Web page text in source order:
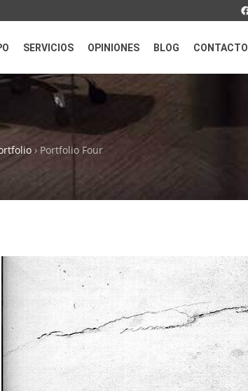
SERVICIOS OPINIONES BLOG CONTACTO
› Portfolio Four